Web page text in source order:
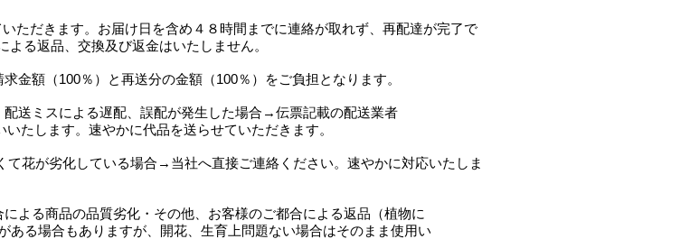
ただきます。お届け日を含め４８時間までに連絡が取れず、再配達が完了で
る返品、交換及び返金はいたしません。
金額（100％）と再送分の金額（100％）をご負担となります。
送ミスによる遅配、誤配が発生した場合→伝票記載の配送業者
たします。速やかに代品を送らせていただきます。
て花が劣化している場合→当社へ直接ご連絡ください。速やかに対応いたしま
よる商品の品質劣化・その他、お客様のご都合による返品（植物に
る場合もありますが、開花、生育上問題ない場合はそのまま使用い